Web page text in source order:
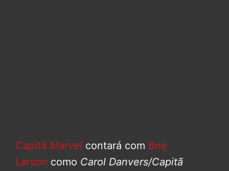
Capitã Marvel contará com Brie
Larson como Carol Danvers/Capitã